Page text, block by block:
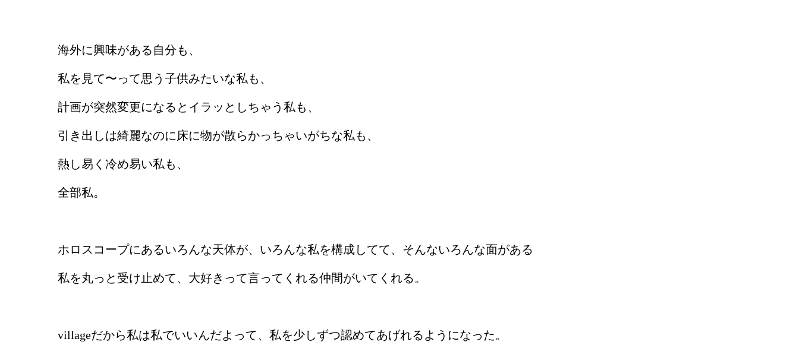
海外に興味がある自分も、
私を見て〜って思う子供みたいな私も、
計画が突然変更になるとイラッとしちゃう私も、
引き出しは綺麗なのに床に物が散らかっちゃいがちな私も、
熱し易く冷め易い私も、
全部私。
ホロスコープにあるいろんな天体が、いろんな私を構成してて、そんないろんな面がある
私を丸っと受け止めて、大好きって言ってくれる仲間がいてくれる。
villageだから私は私でいいんだよって、私を少しずつ認めてあげれるようになった。